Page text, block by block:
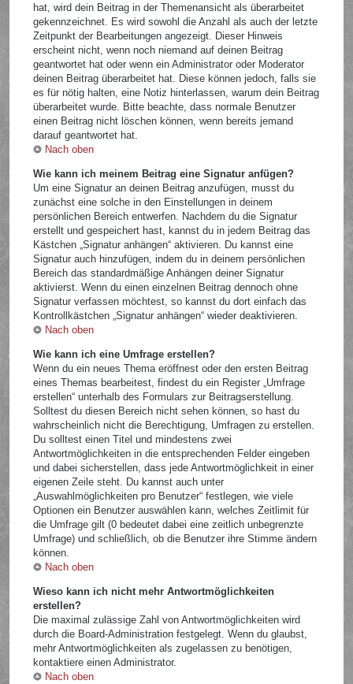
hat, wird dein Beitrag in der Themenansicht als überarbeitet
gekennzeichnet. Es wird sowohl die Anzahl als auch der letzte
Zeitpunkt der Bearbeitungen angezeigt. Dieser Hinweis
erscheint nicht, wenn noch niemand auf deinen Beitrag
geantwortet hat oder wenn ein Administrator oder Moderator
deinen Beitrag überarbeitet hat. Diese können jedoch, falls sie
es für nötig halten, eine Notiz hinterlassen, warum dein Beitrag
überarbeitet wurde. Bitte beachte, dass normale Benutzer
einen Beitrag nicht löschen können, wenn bereits jemand
darauf geantwortet hat.
Nach oben
Wie kann ich meinem Beitrag eine Signatur anfügen?
Um eine Signatur an deinen Beitrag anzufügen, musst du
zunächst eine solche in den Einstellungen in deinem
persönlichen Bereich entwerfen. Nachdem du die Signatur
erstellt und gespeichert hast, kannst du in jedem Beitrag das
Kästchen „Signatur anhängen“ aktivieren. Du kannst eine
Signatur auch hinzufügen, indem du in deinem persönlichen
Bereich das standardmäßige Anhängen deiner Signatur
aktivierst. Wenn du einen einzelnen Beitrag dennoch ohne
Signatur verfassen möchtest, so kannst du dort einfach das
Kontrollkästchen „Signatur anhängen“ wieder deaktivieren.
Nach oben
Wie kann ich eine Umfrage erstellen?
Wenn du ein neues Thema eröffnest oder den ersten Beitrag
eines Themas bearbeitest, findest du ein Register „Umfrage
erstellen“ unterhalb des Formulars zur Beitragserstellung.
Solltest du diesen Bereich nicht sehen können, so hast du
wahrscheinlich nicht die Berechtigung, Umfragen zu erstellen.
Du solltest einen Titel und mindestens zwei
Antwortmöglichkeiten in die entsprechenden Felder eingeben
und dabei sicherstellen, dass jede Antwortmöglichkeit in einer
eigenen Zeile steht. Du kannst auch unter
„Auswahlmöglichkeiten pro Benutzer“ festlegen, wie viele
Optionen ein Benutzer auswählen kann, welches Zeitlimit für
die Umfrage gilt (0 bedeutet dabei eine zeitlich unbegrenzte
Umfrage) und schließlich, ob die Benutzer ihre Stimme ändern
können.
Nach oben
Wieso kann ich nicht mehr Antwortmöglichkeiten
erstellen?
Die maximal zulässige Zahl von Antwortmöglichkeiten wird
durch die Board-Administration festgelegt. Wenn du glaubst,
mehr Antwortmöglichkeiten als zugelassen zu benötigen,
kontaktiere einen Administrator.
Nach oben